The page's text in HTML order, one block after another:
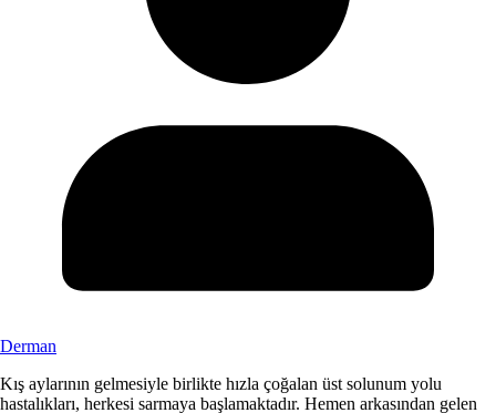
Derman
Kış aylarının gelmesiyle birlikte hızla çoğalan üst solunum yolu
hastalıkları, herkesi sarmaya başlamaktadır. Hemen arkasından gelen